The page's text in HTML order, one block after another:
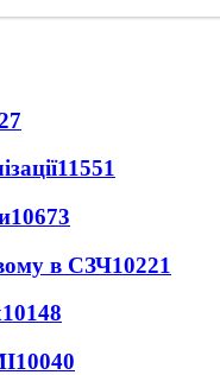
11551
10673
в СЗЧ10221
10148
10040